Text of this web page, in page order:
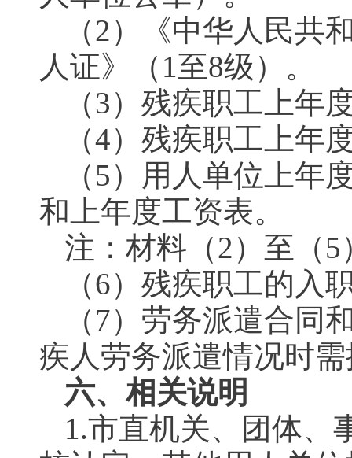
（2）《中华人民共
人证》（1至8级）。
（3）残疾职工上年
（4）残疾职工上年
（5）用人单位上年
和上年度工资表。
注：材料（2）至（
（6）残疾职工的入
（7）劳务派遣合同
疾人劳务派遣情况时
六、相关说明
1.市直机关、团体、